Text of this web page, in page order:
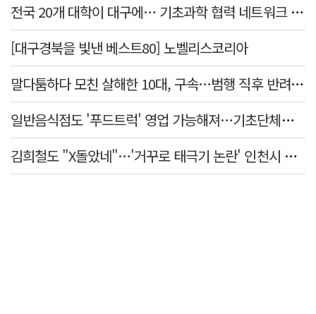
전국 20개 대학이 대구에… 기초과학 협력 네트워크 출범하다
[대구경북을 빛낸 베스트80] 노벨리스코리아
말다툼하다 모친 살해한 10대, 구속…범행 직후 반려견도 죽여
일반음식점도 '푸드트럭' 영업 가능해져…기초단체별 조례 개정 움직임
김희철도 "X돌았네"…'거꾸로 태극기 논란' 인천시 현수막, 이틀 만에 철거